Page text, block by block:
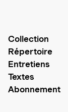
Collection
Répertoire
Entretiens
Textes
Abonnement